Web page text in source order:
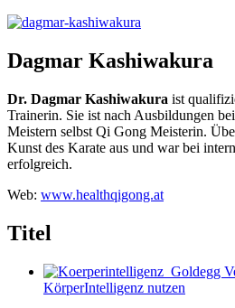
Dagmar Kashiwakura
Dr. Dagmar Kashiwakura ist
Trainerin. Sie ist nach Ausbildungen
Meistern selbst Qi Gong Meisterin.
Kunst des Karate aus und war bei
erfolgreich.
Web: www.healthqigong.at
Titel
KörperIntelligenz nutzen